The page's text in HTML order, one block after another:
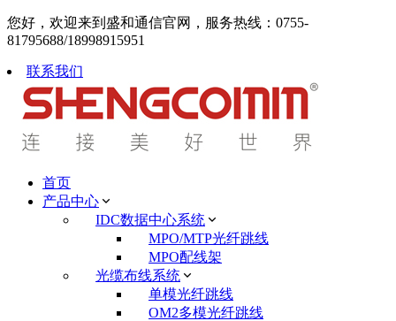
您好，欢迎来到盛和通信官网，服务热线：0755-
81795688/18998915951
联系我们
首页
产品中心
IDC数据中心系统
MPO/MTP光纤跳线
MPO配线架
光缆布线系统
单模光纤跳线
OM2多模光纤跳线